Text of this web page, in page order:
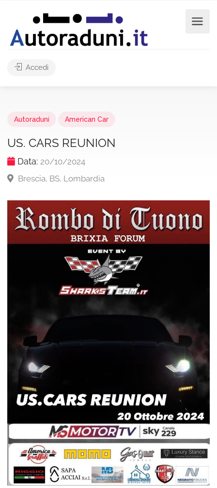
Accedi
Autoraduni American Car
US. CARS REUNION
Data: 20/10/2024
Brescia, BS, Lombardia